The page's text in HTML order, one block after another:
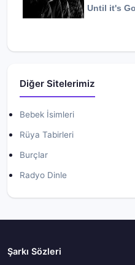
Until it's
Diğer Sitelerimiz
Bebek İsimleri
Rüya Tabirleri
Burçlar
Radyo Dinle
Şarkı Sözleri